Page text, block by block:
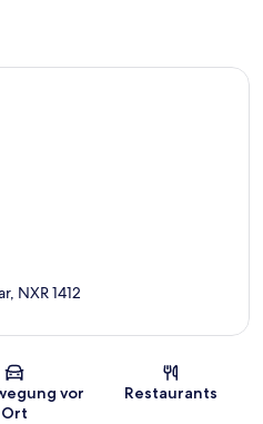
Karte
NXR 1412
vor
Ort
Restaurants